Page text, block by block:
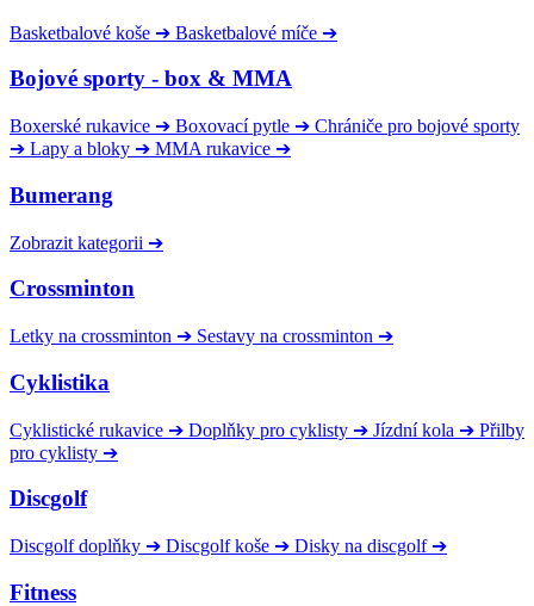
Basketbalové koše ➔ Basketbalové míče ➔
Bojové sporty - box & MMA
Boxerské rukavice ➔ Boxovací pytle ➔ Chrániče pro bojové sporty
➔ Lapy a bloky ➔ MMA rukavice ➔
Bumerang
Zobrazit kategorii ➔
Crossminton
Letky na crossminton ➔ Sestavy na crossminton ➔
Cyklistika
Cyklistické rukavice ➔ Doplňky pro cyklisty ➔ Jízdní kola ➔ Přilby
pro cyklisty ➔
Discgolf
Discgolf doplňky ➔ Discgolf koše ➔ Disky na discgolf ➔
Fitness